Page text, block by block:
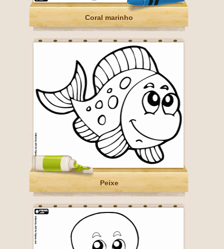
Coral marinho
Peixe